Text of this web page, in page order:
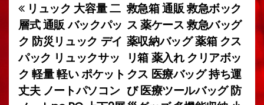
投
稿
ナ
ビ
救急箱 通販 救急ボック
ス 薬ケース 救急バッグ
薬収納バッグ 薬箱 クス
リ箱 薬入れ クリアボッ
クス 医療バッグ 持ち運
び 医療ツールバッグ 防
リュック 大容量 二
層式 通販 バックパッ
ク 防災リュック デイ
パック リュックサッ
ク 軽量 軽い ポケット
丈夫 ノートパソコン